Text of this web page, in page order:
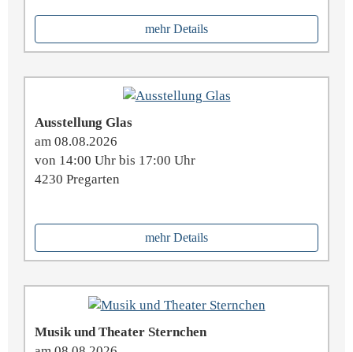
mehr Details
Ausstellung Glas
am 08.08.2026
von 14:00 Uhr bis 17:00 Uhr
4230 Pregarten
mehr Details
Musik und Theater Sternchen